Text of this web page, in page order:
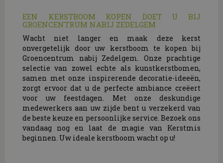
EEN KERSTBOOM KOPEN DOET U BIJ
GROENCENTRUM NABIJ ZEDELGEM
Wacht niet langer en maak deze kerst
onvergetelijk door uw kerstboom te kopen bij
Groencentrum nabij Zedelgem. Onze prachtige
selectie van zowel echte als kunstkerstbomen,
samen met onze inspirerende decoratie-ideeën,
zorgt ervoor dat u de perfecte ambiance creëert
voor uw feestdagen. Met onze deskundige
medewerkers aan uw zijde bent u verzekerd van
de beste keuze en persoonlijke service. Bezoek ons
vandaag nog en laat de magie van Kerstmis
beginnen. Uw ideale kerstboom wacht op u!